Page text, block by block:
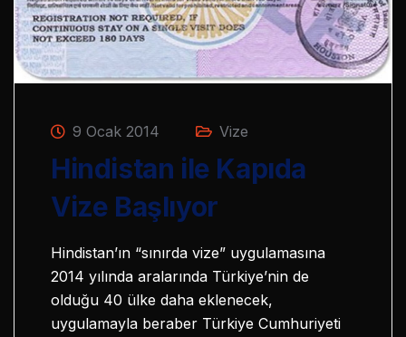
9 Ocak 2014 Vize
Hindistan ile Kapıda
Vize Başlıyor
Hindistan’ın “sınırda vize” uygulamasına
2014 yılında aralarında Türkiye’nin de
olduğu 40 ülke daha eklenecek,
uygulamayla beraber Türkiye Cumhuriyeti